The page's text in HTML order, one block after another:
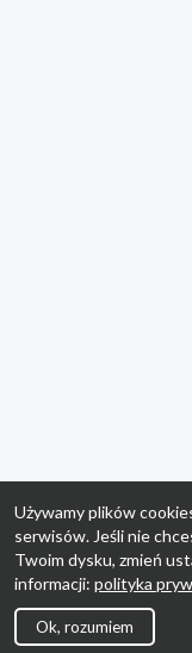
Używamy plików
serwisów. Jeśli nie
Twoim dysku, zmień
informacji: polityka
Ok, rozumiem